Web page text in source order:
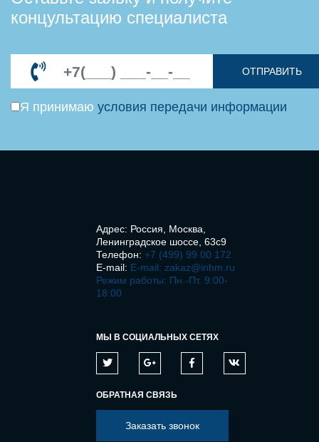
концультацию специалиста
ОТПРАВИТЬ
Я принимаю условия передачи информации
Адрес: Россия, Москва,
Ленинградское шоссе, 63с9
Телефон: +7 (499) 99 00 172
E-mail: E-mail: zakaz@inhm.ru
Режим работы: Пн.-Пт. 9:00-
18:00
МЫ В СОЦИАЛЬНЫХ СЕТЯХ
ОБРАТНАЯ СВЯЗЬ
Заказать звонок